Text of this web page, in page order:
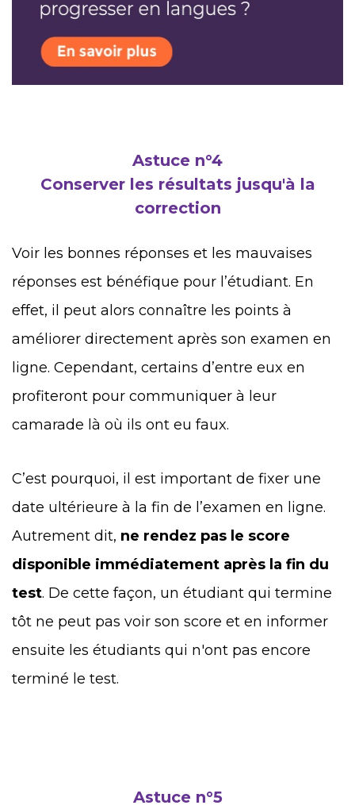
Astuce n°4
Conserver les résultats jusqu'à la
correction
Voir les bonnes réponses et les mauvaises
réponses est bénéfique pour l’étudiant. En
effet, il peut alors connaître les points à
améliorer directement après son examen en
ligne. Cependant, certains d’entre eux en
profiteront pour communiquer à leur
camarade là où ils ont eu faux.
C’est pourquoi, il est important de fixer une
date ultérieure à la fin de l’examen en ligne.
Autrement dit, ne rendez pas le score
disponible immédiatement après la fin du
test. De cette façon, un étudiant qui termine
tôt ne peut pas voir son score et en informer
ensuite les étudiants qui n'ont pas encore
terminé le test.
Astuce n°5